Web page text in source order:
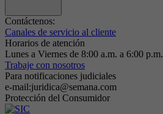
Contáctenos:
Canales de servicio al cliente
Horarios de atención
Lunes a Viernes de 8:00 a.m. a 6:00 p.m.
Trabaje con nosotros
Para notificaciones judiciales
e-mail:juridica@semana.com
Protección del Consumidor